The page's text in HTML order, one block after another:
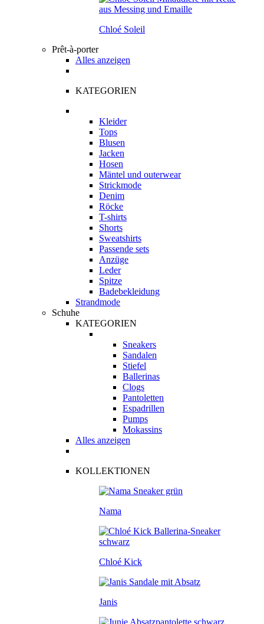
Chloé Soleil
Prêt-à-porter
Alles anzeigen
KATEGORIEN
Kleider
Tops
Blusen
Jacken
Hosen
Mäntel und outerwear
Strickmode
Denim
Röcke
T-shirts
Shorts
Sweatshirts
Passende sets
Anzüge
Leder
Spitze
Badebekleidung
Strandmode
Schuhe
KATEGORIEN
Sneakers
Sandalen
Stiefel
Ballerinas
Clogs
Pantoletten
Espadrillen
Pumps
Mokassins
Alles anzeigen
KOLLEKTIONEN
Nama
Chloé Kick
Janis